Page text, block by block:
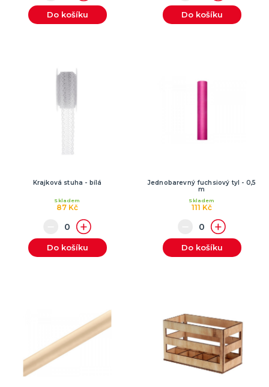
Do košíku Do košíku
Krajková stuha - bílá
87 Kč
Skladem
Do košíku
Jednobarevný fuchsiový tyl - 0,5
m
111 Kč
Skladem
Do košíku